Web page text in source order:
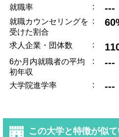
就職率 : ---
就職カウンセリングを
受けた割合
:
求人企業・団体数 :
6か月内就職者の平均
初年収
: ---
大学院進学率 : ---
この大学と特徴が似